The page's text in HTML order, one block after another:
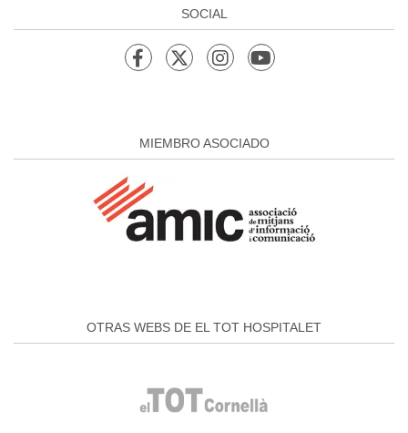
SOCIAL
MIEMBRO ASOCIADO
OTRAS WEBS DE EL TOT HOSPITALET